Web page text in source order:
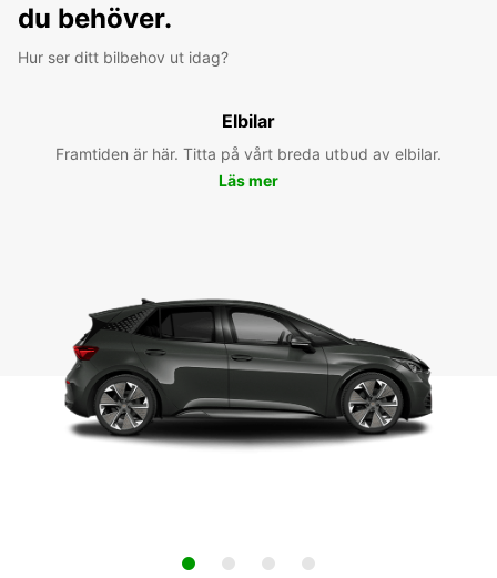
du behöver.
Hur ser ditt bilbehov ut idag?
Elbilar
Framtiden är här. Titta på vårt breda utbud av elbilar.
Läs mer